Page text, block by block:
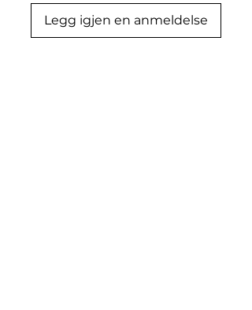
Legg igjen en anmeldelse